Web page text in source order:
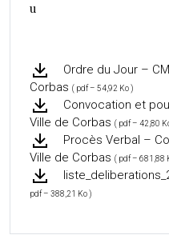
u
Ordre du Jour –
Corbas ( pdf – 54,92 Ko )
Convocation et
Ville de Corbas ( pdf – 42,80
Procès Verbal –
Ville de Corbas ( pdf – 681,88
pdf – 388,21 Ko )